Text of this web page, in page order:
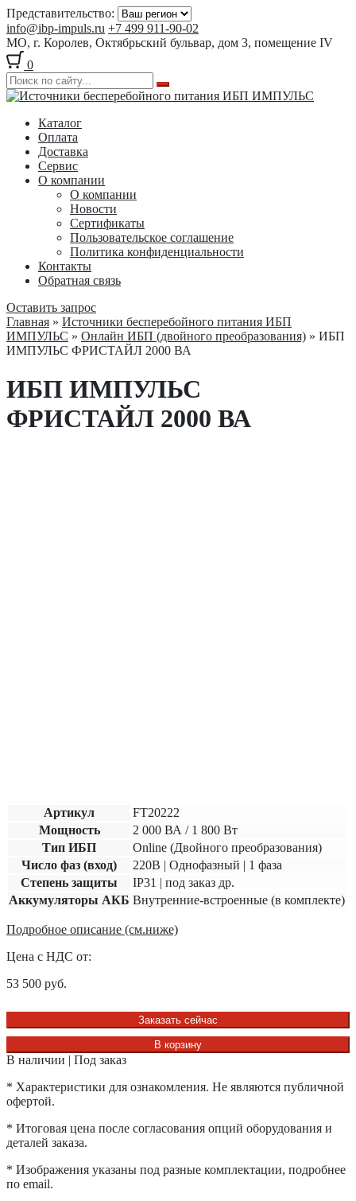
Представительство:
info@ibp-impuls.ru +7 499 911-90-02
МО, г. Королев, Октябрьский бульвар, дом 3, помещение IV
0
Перейти
навигации
Перейти
содержимому
Каталог
Оплата
Доставка
Сервис
О компании
О компании
Новости
Сертификаты
Пользовательское соглашение
Политика конфиденциальности
Контакты
Обратная связь
Оставить запрос
Главная » Источники бесперебойного питания ИБП
ИМПУЛЬС » Онлайн ИБП (двойного преобразования) » ИБП
ИМПУЛЬС ФРИСТАЙЛ 2000 ВА
ИБП ИМПУЛЬС
ФРИСТАЙЛ 2000 ВА
Артикул
FT20222
Мощность
2 000 ВА / 1 800 Вт
Тип ИБП
Online (Двойного преобразования)
Число фаз (вход)
220В | Однофазный | 1 фаза
Степень защиты
IP31 | под заказ др.
Аккумуляторы АКБ Внутренние-встроенные (в комплекте)
Подробное описание (см.ниже)
Цена с НДС от:
53 500 руб.
Заказать сейчас
В корзину
В наличии | Под заказ
* Характеристики для ознакомления. Не являются публичной
офертой.
* Итоговая цена после согласования опций оборудования и
деталей заказа.
* Изображения указаны под разные комплектации, подробнее
по email.